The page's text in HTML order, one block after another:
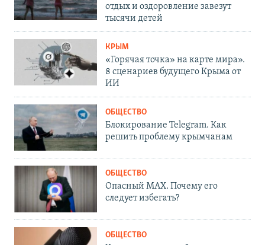
отдых и оздоровление завезут
тысячи детей
КРЫМ
«Горячая точка» на карте мира».
8 сценариев будущего Крыма от
ИИ
ОБЩЕСТВО
Блокирование Telegram. Как
решить проблему крымчанам
ОБЩЕСТВО
Опасный MAX. Почему его
следует избегать?
ОБЩЕСТВО